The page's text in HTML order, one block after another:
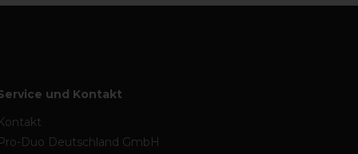
und Kontakt
Duo Deutschland GmbH